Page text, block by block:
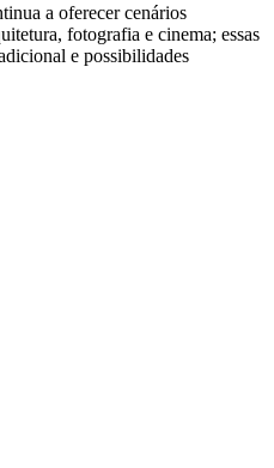
a oferecer cenários
fotografia e cinema; essas
e possibilidades